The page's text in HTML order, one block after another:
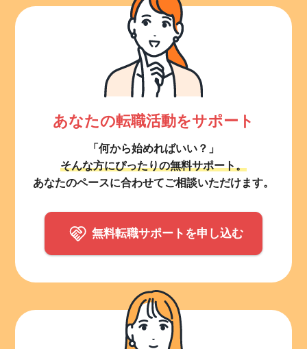
あなたの転職活動をサポート
「何から始めればいい？」
そんな方にぴったりの無料サポート。
あなたのペースに合わせてご相談いただけます。
無料転職サポートを申し込む